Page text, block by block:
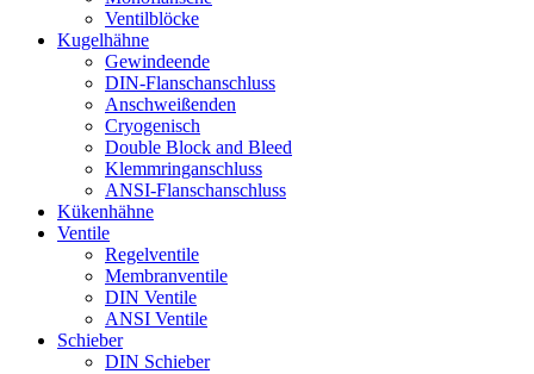
Ventilblöcke
Kugelhähne
Gewindeende
DIN-Flanschanschluss
Anschweißenden
Cryogenisch
Double Block and Bleed
Klemmringanschluss
ANSI-Flanschanschluss
Kükenhähne
Ventile
Regelventile
Membranventile
DIN Ventile
ANSI Ventile
Schieber
DIN Schieber